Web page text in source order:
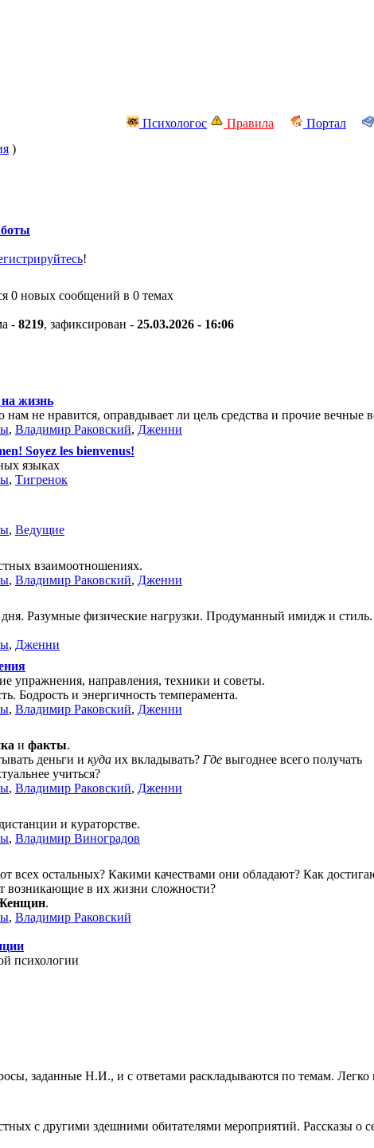
Психологос Правила Портал
)
!
0 новых сообщений в 0 темах
- 8219, зафиксирован - 25.03.2026 - 16:06
жизнь
не нравится, оправдывает ли цель средства и прочие вечные
, Владимир Раковский, Дженни
Soyez les bienvenus!
языках
, Тигренок
, Ведущие
взаимоотношениях.
, Владимир Раковский, Дженни
Разумные физические нагрузки. Продуманный имидж и стиль.
, Дженни
упражнения, направления, техники и советы.
Бодрость и энергичность темперамента.
, Владимир Раковский, Дженни
и факты.
деньги и куда их вкладывать? Где выгоднее всего получать
учиться?
, Владимир Раковский, Дженни
и кураторстве.
, Владимир Виноградов
всех остальных? Какими качествами они обладают? Как
возникающие в их жизни сложности?
.
, Владимир Раковский
психологии
заданные Н.И., и с ответами раскладываются по темам. Легко
с другими здешними обитателями мероприятий. Рассказы о